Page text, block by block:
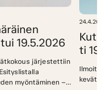
19.5.2026
järjestettiin
myöntäminen –
ti